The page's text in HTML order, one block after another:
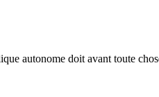
autonome doit avant toute